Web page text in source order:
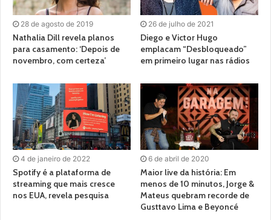
28 de agosto de 2019
Nathalia Dill revela planos
para casamento: ‘Depois de
novembro, com certeza’
26 de julho de 2021
Diego e Victor Hugo
emplacam “Desbloqueado”
em primeiro lugar nas rádios
4 de janeiro de 2022
Spotify é a plataforma de
streaming que mais cresce
nos EUA, revela pesquisa
6 de abril de 2020
Maior live da história: Em
menos de 10 minutos, Jorge &
Mateus quebram recorde de
Gusttavo Lima e Beyoncé